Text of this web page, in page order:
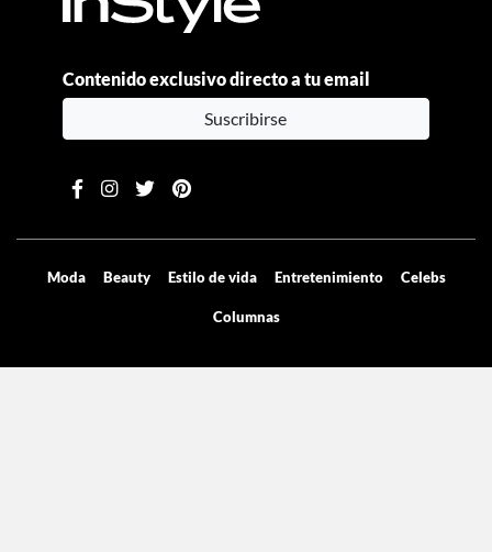
Contenido exclusivo directo a tu email
Suscribirse
Moda Beauty Estilo de vida Entretenimiento Celebs
Columnas